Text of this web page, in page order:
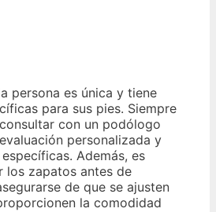
persona es única y tiene
para sus pies. Siempre
con un podólogo
personalizada y
Además, es
los zapatos antes de
de que se ajusten
la comodidad